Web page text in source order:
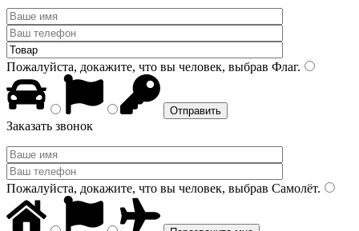
Пожалуйста, докажите, что вы человек, выбрав Флаг.
Заказать звонок
Пожалуйста, докажите, что вы человек, выбрав Самолёт.